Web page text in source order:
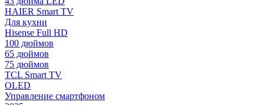
HAIER Smart TV
Для кухни
Hisense Full HD
100 дюймов
65 дюймов
75 дюймов
TCL Smart TV
OLED
Управление смартфоном